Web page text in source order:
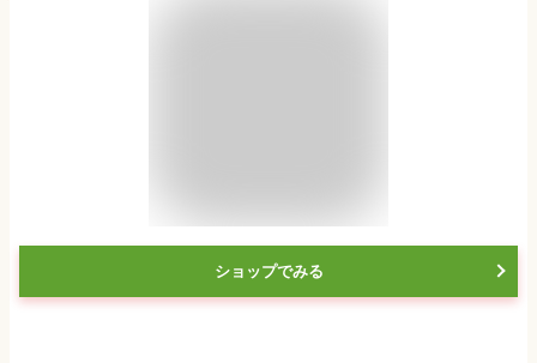
ショップでみる